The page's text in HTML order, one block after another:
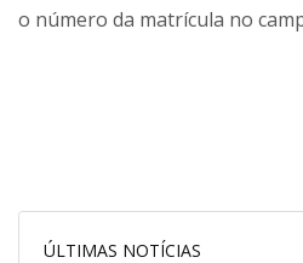
o número da matrícula no
ÚLTIMAS NOTÍCIAS